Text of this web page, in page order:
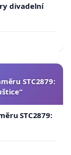
divadelní
STC2879:
STC2879: